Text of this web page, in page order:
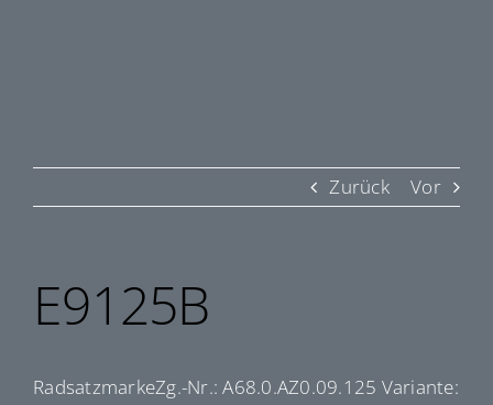
Zurück Vor
E9125B
RadsatzmarkeZg.-Nr.: A68.0.AZ0.09.125 Variante: